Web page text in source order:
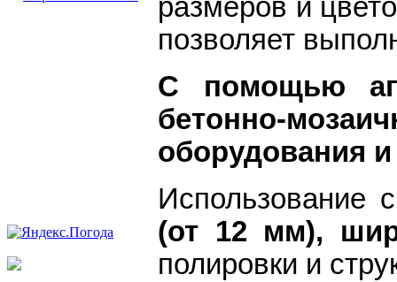
размеров и
позволяет
С помощью
бетонно-
оборудования
Использование
(от 12 мм),
полировки и